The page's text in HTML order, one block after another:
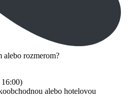
alebo rozmerom?
alebo hotelovou